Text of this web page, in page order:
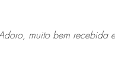
muito bem recebida